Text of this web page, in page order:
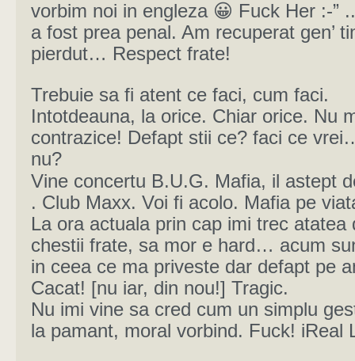
vorbim noi in engleza 😀 Fuck Her :-”
a fost prea penal. Am recuperat gen’
pierdut… Respect frate!
Trebuie sa fi atent ce faci, cum faci.
Intotdeauna, la orice. Chiar orice. Nu
contrazice! Defapt stii ce? faci ce
nu?
Vine concertu B.U.G. Mafia, il astept
. Club Maxx. Voi fi acolo. Mafia pe
La ora actuala prin cap imi trec atatea
chestii frate, sa mor e hard… acum
in ceea ce ma priveste dar defapt pe
Cacat! [nu iar, din nou!] Tragic.
Nu imi vine sa cred cum un simplu
la pamant, moral vorbind. Fuck! iReal